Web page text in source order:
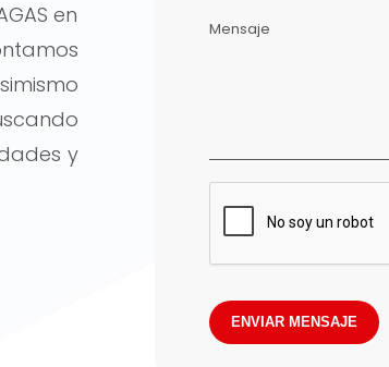
en
y
Mensaje
ENVIAR MENSAJE